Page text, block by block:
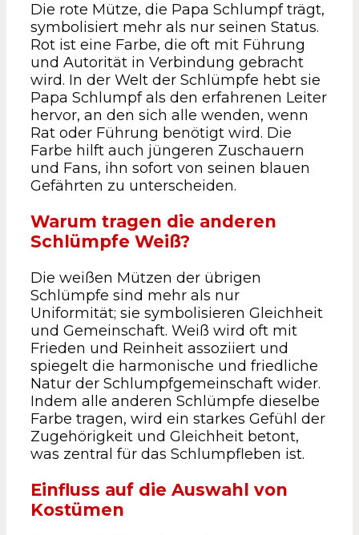
Die rote Mütze, die Papa Schlumpf trägt,
symbolisiert mehr als nur seinen Status.
Rot ist eine Farbe, die oft mit Führung
und Autorität in Verbindung gebracht
wird. In der Welt der Schlümpfe hebt sie
Papa Schlumpf als den erfahrenen Leiter
hervor, an den sich alle wenden, wenn
Rat oder Führung benötigt wird. Die
Farbe hilft auch jüngeren Zuschauern
und Fans, ihn sofort von seinen blauen
Gefährten zu unterscheiden.
Warum tragen die anderen
Schlümpfe Weiß?
Die weißen Mützen der übrigen
Schlümpfe sind mehr als nur
Uniformität; sie symbolisieren Gleichheit
und Gemeinschaft. Weiß wird oft mit
Frieden und Reinheit assoziiert und
spiegelt die harmonische und friedliche
Natur der Schlumpfgemeinschaft wider.
Indem alle anderen Schlümpfe dieselbe
Farbe tragen, wird ein starkes Gefühl der
Zugehörigkeit und Gleichheit betont,
was zentral für das Schlumpfleben ist.
Einfluss auf die Auswahl von
Kostümen